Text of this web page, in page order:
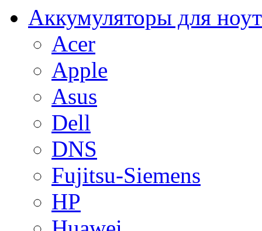
Аккумуляторы для
Acer
Apple
Asus
Dell
DNS
Fujitsu-Siemens
HP